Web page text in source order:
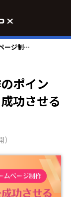
専門学校ホームページ制作のポイント：SEO対策で生徒募集を成功させる
ポイン
功させる